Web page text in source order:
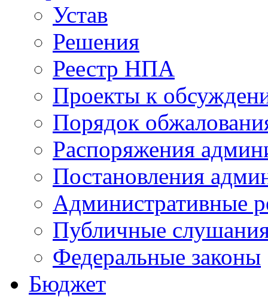
Устав
Решения
Реестр НПА
Проекты к
Порядок
Распоряжения
Постановления
Административные
Публичные
Федеральные законы
Бюджет